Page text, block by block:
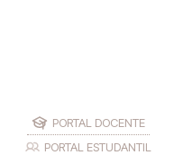
PORTAL DOCENTE
PORTAL ESTUDANTIL